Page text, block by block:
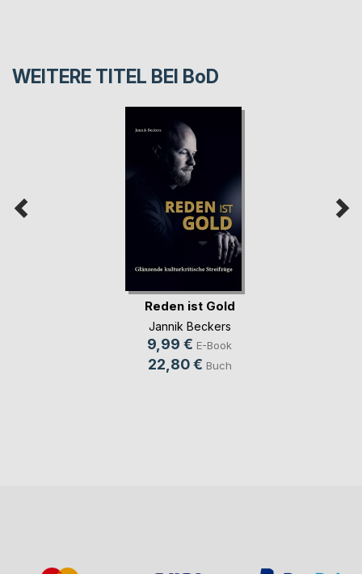
WEITERE TITEL BEI BoD
Reden ist Gold
Jannik Beckers
9,99 € E-Book
22,80 € Buch